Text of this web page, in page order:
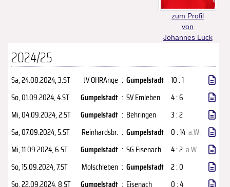
zum Profil
von
Johannes Luck
2024/25
Sa, 24.08.2024, 3.ST JV OHRAnge : Gumpelstadt 10 : 1
So, 01.09.2024, 4.ST Gumpelstadt : SV Emleben
4 : 6
Mi, 04.09.2024, 2.ST Gumpelstadt : Behringen
3 : 2
Sa, 07.09.2024, 5.ST Reinhardsbr. : Gumpelstadt 0 : 14 a.W.
Mi, 11.09.2024, 6.ST Gumpelstadt : SG Eisenach 4 : 2 a.W.
So, 15.09.2024, 7.ST Molschleben : Gumpelstadt 2 : 0
So, 22.09.2024, 8.ST Gumpelstadt : Eisenach 0 : 4